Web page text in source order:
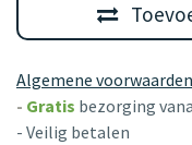
Algemene voorwaarden
- Gratis bezorging
- Veilig betalen